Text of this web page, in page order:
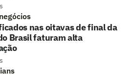
nas oitavas de final da
Brasil faturam alta